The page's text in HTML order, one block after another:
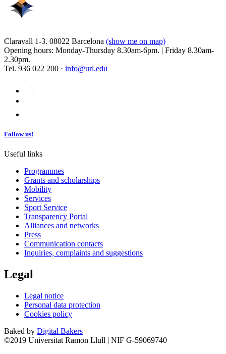
Claravall 1-3. 08022 Barcelona (show me on map)
Opening hours: Monday-Thursday 8.30am-6pm. | Friday 8.30am-
2.30pm.
Tel. 936 022 200 · info@url.edu
Follow us!
Useful links
Programmes
Grants and scholarships
Mobility
Services
Sport Service
Transparency Portal
Alliances and networks
Press
Communication contacts
Inquiries, complaints and suggestions
Legal
Legal notice
Personal data protection
Cookies policy
Baked by Digital Bakers
©2019 Universitat Ramon Llull | NIF G-59069740